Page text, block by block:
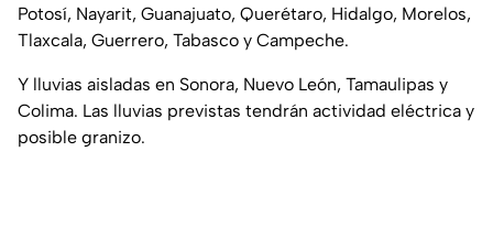
Potosí, Nayarit, Guanajuato, Querétaro, Hidalgo, Morelos,
Tlaxcala, Guerrero, Tabasco y Campeche.
Y lluvias aisladas en Sonora, Nuevo León, Tamaulipas y
Colima. Las lluvias previstas tendrán actividad eléctrica y
posible granizo.